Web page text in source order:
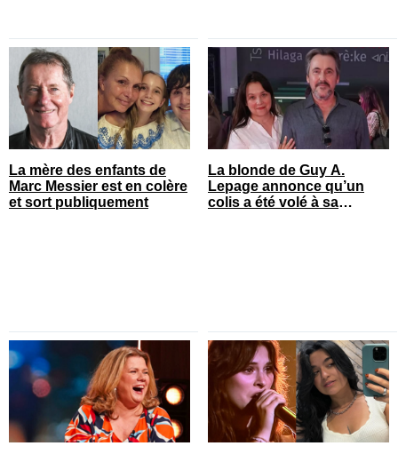
La mère des enfants de
Marc Messier est en colère
et sort publiquement
La blonde de Guy A.
Lepage annonce qu’un
colis a été volé à sa